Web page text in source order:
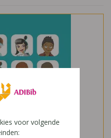
voor volgende